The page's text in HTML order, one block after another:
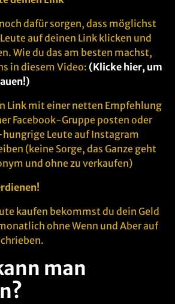
dafür sorgen, dass möglichst
auf deinen Link klicken und
Wie du das am besten machst,
in diesem Video: (Klicke hier, um
Link mit einer netten Empfehlung
Facebook-Gruppe posten oder
Leute auf Instagram
(keine Sorge, das Ganze geht
und ohne zu verkaufen)
kaufen bekommst du dein Geld
ohne Wenn und Aber auf
man